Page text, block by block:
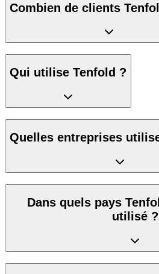
Combien de clients
Qui utilise Tenfold ?
Quelles entreprises
Dans quels pays
utilisé ?